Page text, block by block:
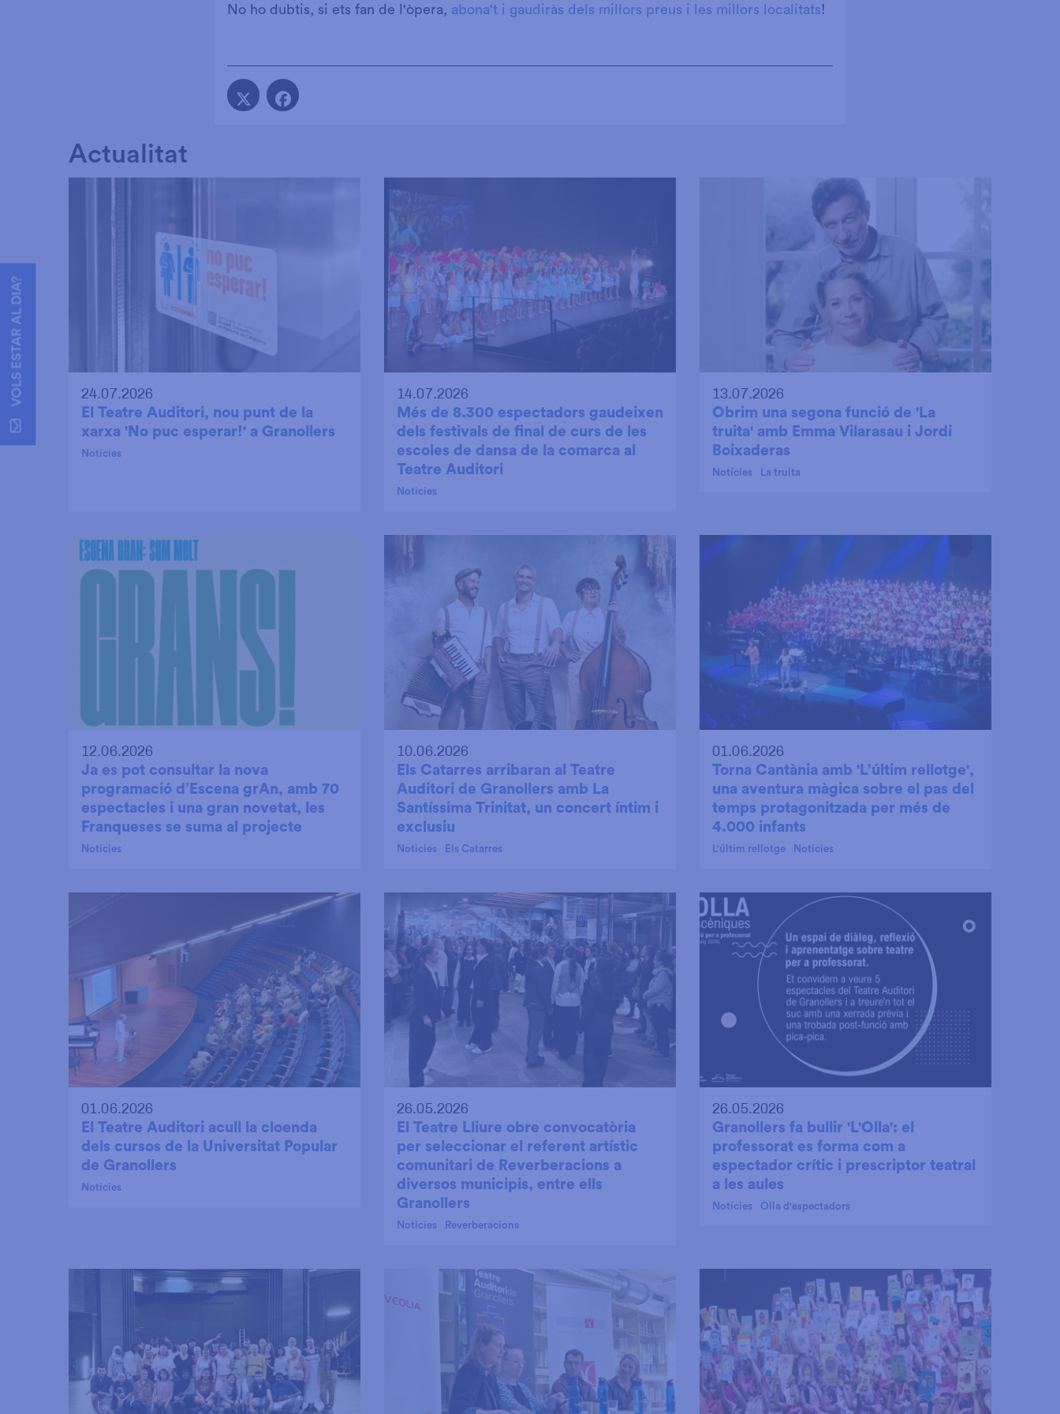
VOLS ESTAR AL DIA?
No ho dubtis, si ets fan de l'òpera, abona't i gaudiràs dels millors preus i les millors localitats!
Actualitat
24.07.2026
El Teatre Auditori, nou punt de la
xarxa 'No puc esperar!' a Granollers
Notícies
14.07.2026
Més de 8.300 espectadors gaudeixen
dels festivals de final de curs de les
escoles de dansa de la comarca al
Teatre Auditori
Noticies
13.07.2026
Obrim una segona funció de 'La
truita' amb Emma Vilarasau i Jordi
Boixaderas
Notícies La truita
12.06.2026
Ja es pot consultar la nova
programació d’Escena grAn, amb 70
espectacles i una gran novetat, les
Franqueses se suma al projecte
Noticies
10.06.2026
Els Catarres arribaran al Teatre
Auditori de Granollers amb La
Santíssima Trinitat, un concert íntim i
exclusiu
Noticies Els Catarres
01.06.2026
Torna Cantània amb 'L’últim rellotge',
una aventura màgica sobre el pas del
temps protagonitzada per més de
4.000 infants
L'últim rellotge Notícies
01.06.2026
El Teatre Auditori acull la cloenda
dels cursos de la Universitat Popular
de Granollers
Noticies
26.05.2026
El Teatre Lliure obre convocatòria
per seleccionar el referent artístic
comunitari de Reverberacions a
diversos municipis, entre ells
Granollers
Noticies Reverberacions
26.05.2026
Granollers fa bullir 'L'Olla': el
professorat es forma com a
espectador crític i prescriptor teatral
a les aules
Notícies Olla d'espectadors